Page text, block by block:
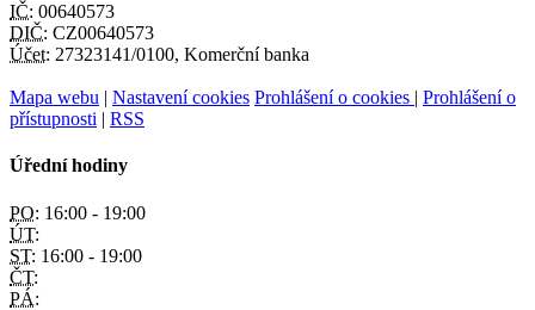
IČ: 00640573
DIČ: CZ00640573
Účet: 27323141/0100, Komerční banka
Mapa webu | Nastavení cookies Prohlášení o cookies | Prohlášení o
přístupnosti | RSS
Úřední hodiny
PO: 16:00 - 19:00
ÚT:
ST: 16:00 - 19:00
ČT:
PÁ: